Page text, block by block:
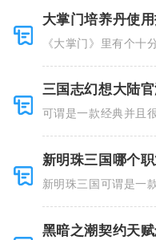
大掌门培养丹使
《大掌门》里有个
三国志幻想大陆
可谓是一款经典并且
新明珠三国哪个
新明珠三国可谓是一
黑暗之潮契约天